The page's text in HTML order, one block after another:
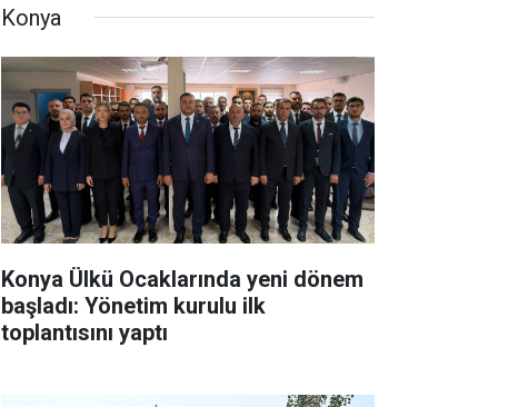
Konya
Konya Ülkü Ocaklarında yeni dönem
başladı: Yönetim kurulu ilk
toplantısını yaptı